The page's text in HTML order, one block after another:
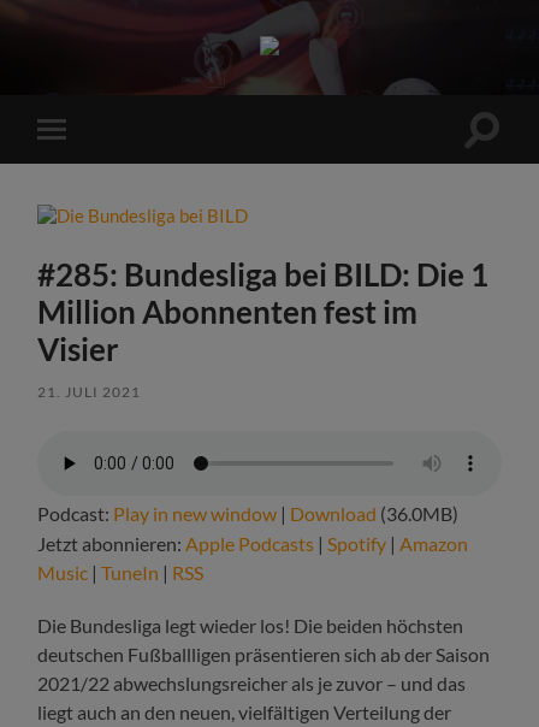
Sports
Maniac
Mobile-
Menü
#285: Bundesliga bei BILD: Die 1
Million Abonnenten fest im
Visier
21. JULI 2021
Podcast: Play in new window | Download (36.0MB)
Jetzt abonnieren: Apple Podcasts | Spotify | Amazon
Music |TuneIn | RSS
Die Bundesliga legt wieder los! Die beiden höchsten
deutschen Fußballligen präsentieren sich ab der Saison
2021/22 abwechslungsreicher als je zuvor – und das
liegt auch an den neuen, vielfältigen Verteilung der